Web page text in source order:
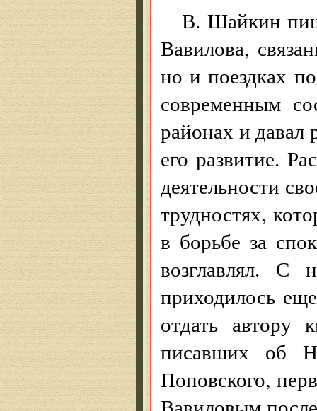
В. Шайкин
Вавилова,
но и поездках
современным
районах и давал
его развитие.
деятельности
трудностях,
в борьбе за
возглавлял. С
приходилось
отдать автору
писавших об
Поповского,